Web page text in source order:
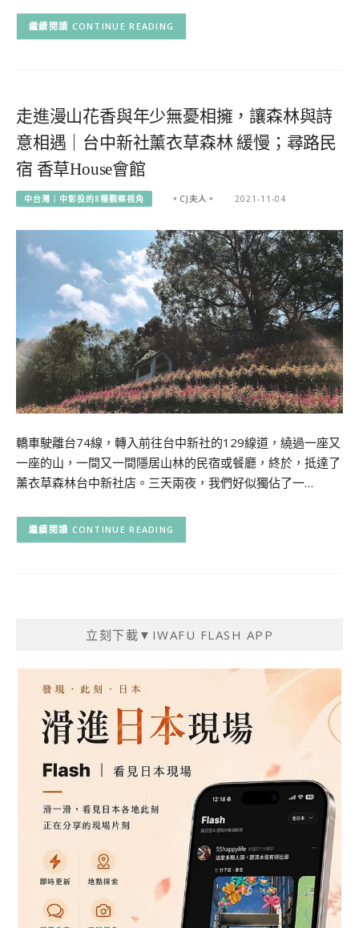
CONTINUE READING
走進漫山花香與年少無憂相擁，讓森林與詩
意相遇｜台中新社薰衣草森林 緩慢；尋路民
宿 香草House會館
中台灣｜中彰投的8種觀察視角 。CJ夫人。 2021-11-04
轎車駛離台74線，轉入前往台中新社的129線道，繞過一座又
一座的山，一間又一間隱居山林的民宿或餐廳，終於，抵達了
薰衣草森林台中新社店。三天兩夜，我們好似獨佔了一…
CONTINUE READING
立刻下載▼IWAFU FLASH APP